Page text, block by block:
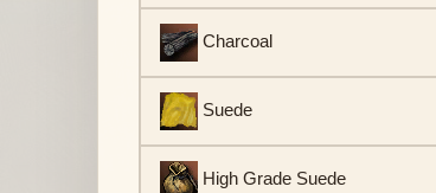
Charcoal
Suede
High Grade Suede